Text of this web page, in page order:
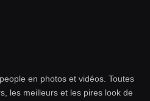
en photos et vidéos. Toutes
les meilleurs et les pires look de